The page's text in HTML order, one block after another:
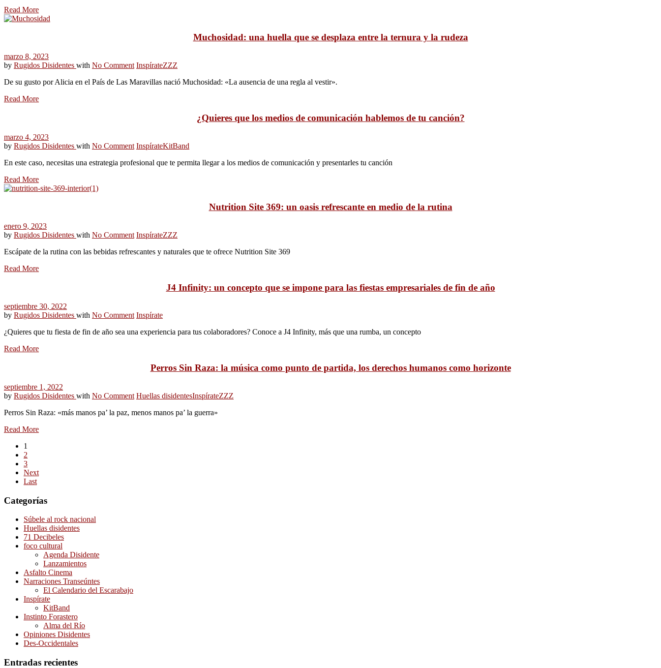
Read More
Muchosidad: una huella que se desplaza entre la ternura y la rudeza
marzo 8, 2023
by Rugidos Disidentes with No Comment InspírateZZZ
De su gusto por Alicia en el País de Las Maravillas nació Muchosidad: «La ausencia de una regla al vestir».
Read More
¿Quieres que los medios de comunicación hablemos de tu canción?
marzo 4, 2023
by Rugidos Disidentes with No Comment InspírateKitBand
En este caso, necesitas una estrategia profesional que te permita llegar a los medios de comunicación y presentarles tu canción
Read More
Nutrition Site 369: un oasis refrescante en medio de la rutina
enero 9, 2023
by Rugidos Disidentes with No Comment InspírateZZZ
Escápate de la rutina con las bebidas refrescantes y naturales que te ofrece Nutrition Site 369
Read More
J4 Infinity: un concepto que se impone para las fiestas empresariales de fin de año
septiembre 30, 2022
by Rugidos Disidentes with No Comment Inspírate
¿Quieres que tu fiesta de fin de año sea una experiencia para tus colaboradores? Conoce a J4 Infinity, más que una rumba, un concepto
Read More
Perros Sin Raza: la música como punto de partida, los derechos humanos como horizonte
septiembre 1, 2022
by Rugidos Disidentes with No Comment Huellas disidentesInspírateZZZ
Perros Sin Raza: «más manos pa’ la paz, menos manos pa’ la guerra»
Read More
1
2
3
Next
Last
Categorías
Súbele al rock nacional
Huellas disidentes
71 Decibeles
foco cultural
Agenda Disidente
Lanzamientos
Asfalto Cinema
Narraciones Transeúntes
El Calendario del Escarabajo
Inspírate
KitBand
Instinto Forastero
Alma del Río
Opiniones Disidentes
Des-Occidentales
Entradas recientes